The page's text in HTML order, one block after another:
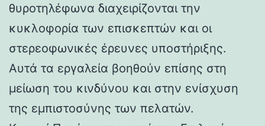
θυροτηλέφωνα διαχειρίζονται την
κυκλοφορία των επισκεπτών και οι
στερεοφωνικές έρευνες υποστήριξης.
Αυτά τα εργαλεία βοηθούν επίσης στη
μείωση του κινδύνου και στην ενίσχυση
της εμπιστοσύνης των πελατών.